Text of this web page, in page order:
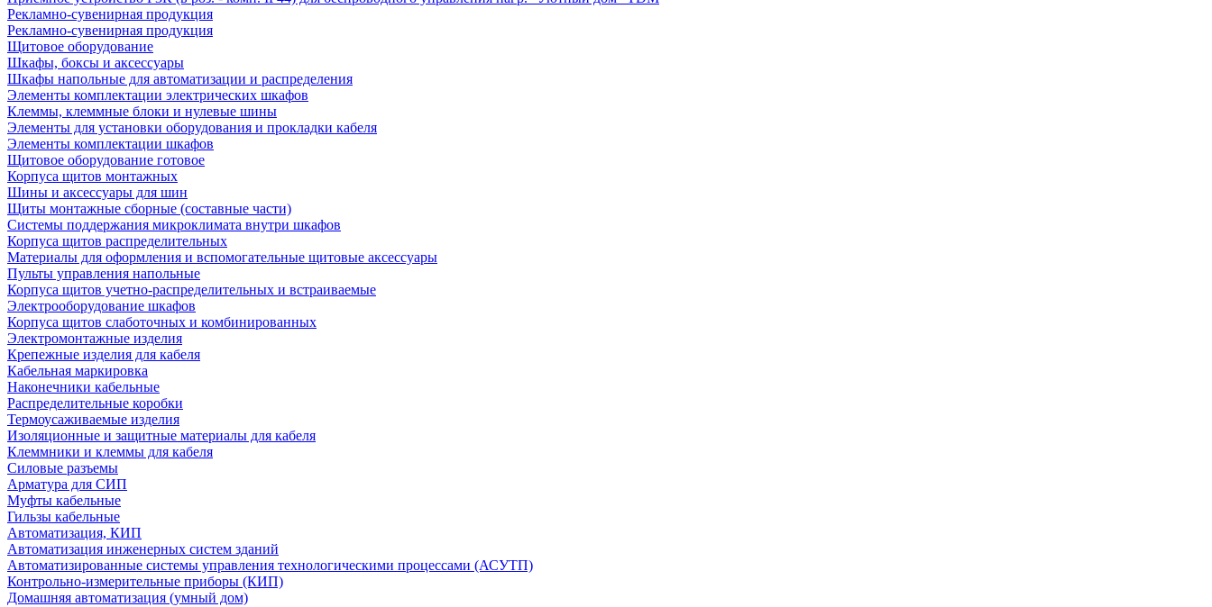
Рекламно-сувенирная продукция
Рекламно-сувенирная продукция
Щитовое оборудование
Шкафы, боксы и аксессуары
Шкафы напольные для автоматизации и распределения
Элементы комплектации электрических шкафов
Клеммы, клеммные блоки и нулевые шины
Элементы для установки оборудования и прокладки кабеля
Элементы комплектации шкафов
Щитовое оборудование готовое
Корпуса щитов монтажных
Шины и аксессуары для шин
Щиты монтажные сборные (составные части)
Системы поддержания микроклимата внутри шкафов
Корпуса щитов распределительных
Материалы для оформления и вспомогательные щитовые аксессуары
Пульты управления напольные
Корпуса щитов учетно-распределительных и встраиваемые
Электрооборудование шкафов
Корпуса щитов слаботочных и комбинированных
Электромонтажные изделия
Крепежные изделия для кабеля
Кабельная маркировка
Наконечники кабельные
Распределительные коробки
Термоусаживаемые изделия
Изоляционные и защитные материалы для кабеля
Клеммники и клеммы для кабеля
Силовые разъемы
Арматура для СИП
Муфты кабельные
Гильзы кабельные
Автоматизация, КИП
Автоматизация инженерных систем зданий
Автоматизированные системы управления технологическими процессами (АСУТП)
Контрольно-измерительные приборы (КИП)
Домашняя автоматизация (умный дом)